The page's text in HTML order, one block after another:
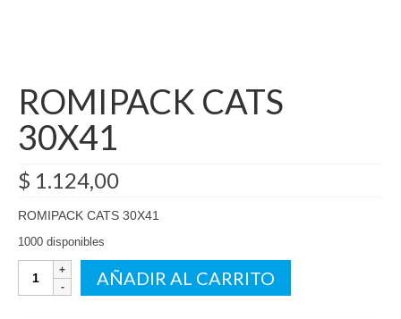
ROMIPACK CATS
30X41
$ 1.124,00
ROMIPACK CATS 30X41
1000 disponibles
ROMIPACK
CATS
AÑADIR AL CARRITO